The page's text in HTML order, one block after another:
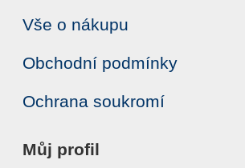
Vše o nákupu
Obchodní podmínky
Ochrana soukromí
Můj profil